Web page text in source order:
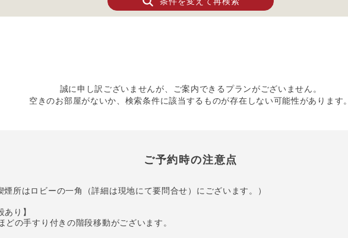
誠に申し訳ございませんが、ご案内できるプランがございません。
空きのお部屋がないか、検索条件に該当するものが存在しない可能性があります。
ご予約時の注意点
所はロビーの一角（詳細は現地にて要問合せ）にございます。）
り】
の手すり付きの階段移動がございます。